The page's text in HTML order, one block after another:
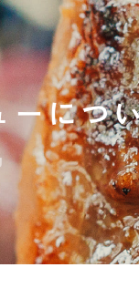
ーにつ